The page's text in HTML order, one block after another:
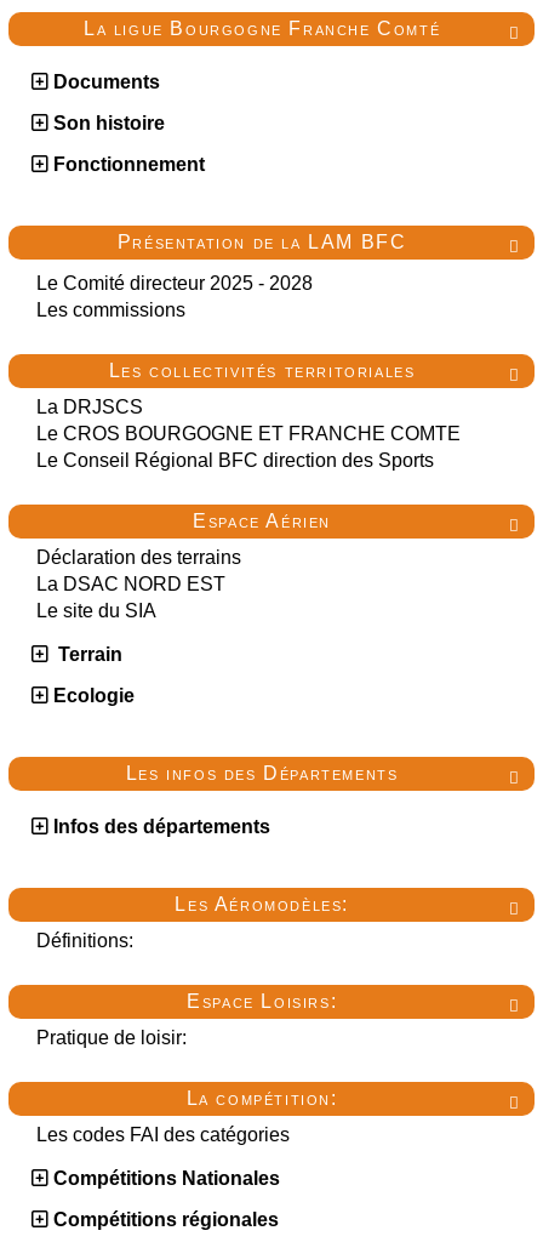

La ligue Bourgogne Franche Comté
Documents
Son histoire
Fonctionnement

Présentation de la LAM BFC
Le Comité directeur 2025 - 2028
Les commissions

Les collectivités territoriales
La DRJSCS
Le CROS BOURGOGNE ET FRANCHE COMTE
Le Conseil Régional BFC direction des Sports

Espace Aérien
Déclaration des terrains
La DSAC NORD EST
Le site du SIA
Terrain
Ecologie

Les infos des Départements
Infos des départements

Les Aéromodèles:
Définitions:

Espace Loisirs:
Pratique de loisir:

La compétition:
Les codes FAI des catégories
Compétitions Nationales
Compétitions régionales